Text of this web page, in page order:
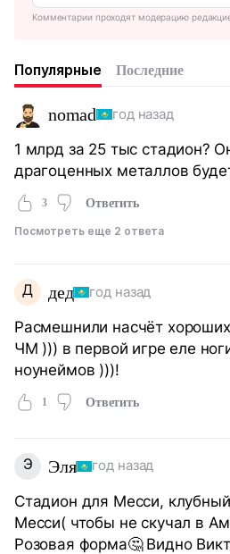
Комментарии проходят модерацию
Популярные Последние
nomad год назад
1 млрд за 25 тыс стадион?
драгоценных металлов
3 Ответить
Посмотреть еще 2 ответа
Д дед год назад
Расмешнили насчёт
ЧМ ))) в первой игре еле
ноунеймов )))!
1 Ответить
Э Эля год назад
Стадион для Месси,
Месси( чтобы не скучал в
Розовая форма🤔 Видно